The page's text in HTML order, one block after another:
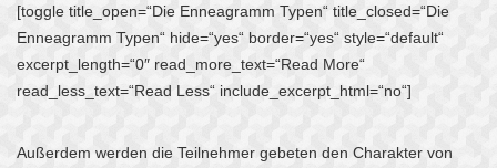
[toggle title_open=“Die Enneagramm Typen“ title_closed=“Die
Enneagramm Typen“ hide=“yes“ border=“yes“ style=“default“
excerpt_length=“0″ read_more_text=“Read More“
read_less_text=“Read Less“ include_excerpt_html=“no“]
Außerdem werden die Teilnehmer gebeten den Charakter von